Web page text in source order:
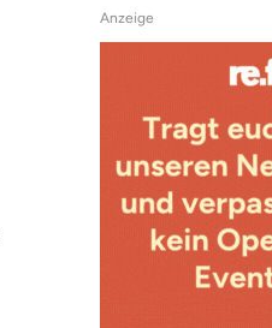
Anzeige